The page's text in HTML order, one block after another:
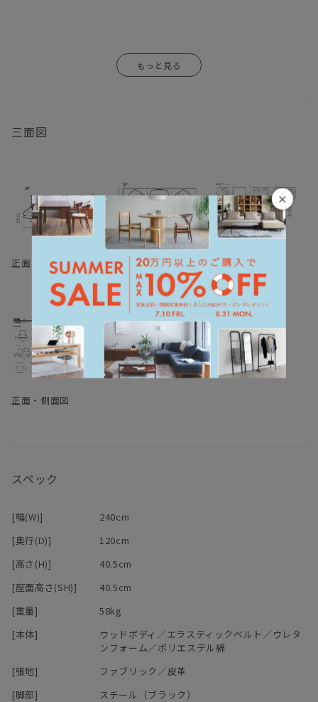
×
三面図
正面・側面図
平面図 １／５０
（単位：mm)
平面図
正面・側面図
スペック
[幅(W)]
240cm
[奥行(D)]
120cm
[高さ(H)]
40.5cm
[座面高さ(SH)]
40.5cm
[重量]
58kg
[本体]
ウッドボディ／エラスティックベルト／ウレタ
ンフォーム／ポリエステル綿
[張地]
ファブリック／皮革
[脚部]
スチール（ブラック）